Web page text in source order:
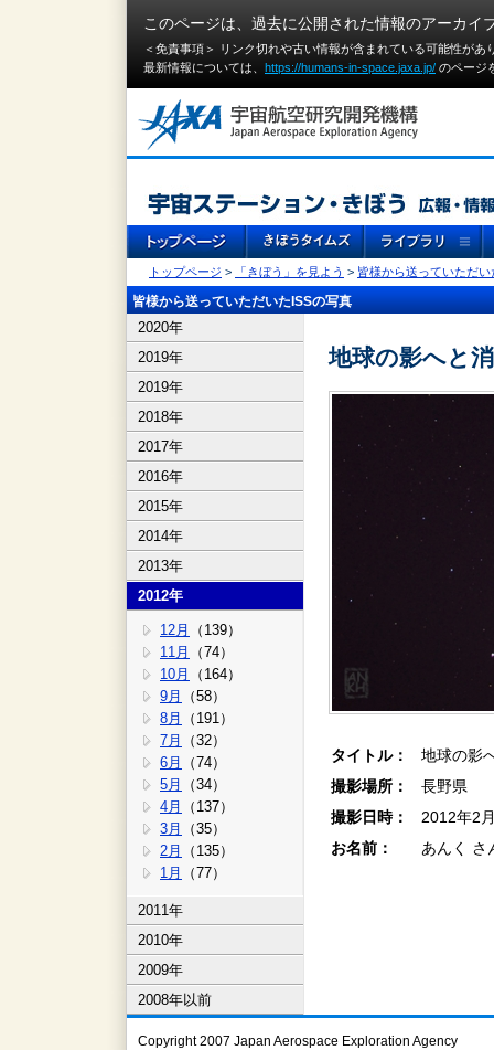
このページは、過去に公開された情報のアーカイ
＜免責事項＞ リンク切れや古い情報が含まれている可能性が
最新情報については、 https://humans-in-space.jaxa.jp/ のページ
トップページ > 「きぼう」を見よう > 皆様から送っていただい
皆様から送っていただいたISSの写真
2020年
2019年
2019年
2018年
2017年
2016年
2015年
2014年
2013年
2012年
12月
（139）
11月
（74）
10月
（164）
9月
（58）
8月
（191）
7月
（32）
6月
（74）
5月
（34）
4月
（137）
3月
（35）
2月
（135）
1月
（77）
2011年
2010年
2009年
2008年以前
地球の影へと
タイトル：
地球の影
撮影場所：
長野県
撮影日時：
2012年2
お名前：
あんく さ
Copyright 2007 Japan Aerospace Exploration Agency